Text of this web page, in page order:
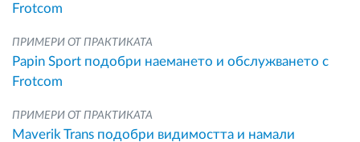
Frotcom
ПРИМЕРИ ОТ ПРАКТИКАТА
Papin Sport подобри наемането и обслужването с
Frotcom
ПРИМЕРИ ОТ ПРАКТИКАТА
Maverik Trans подобри видимостта и намали